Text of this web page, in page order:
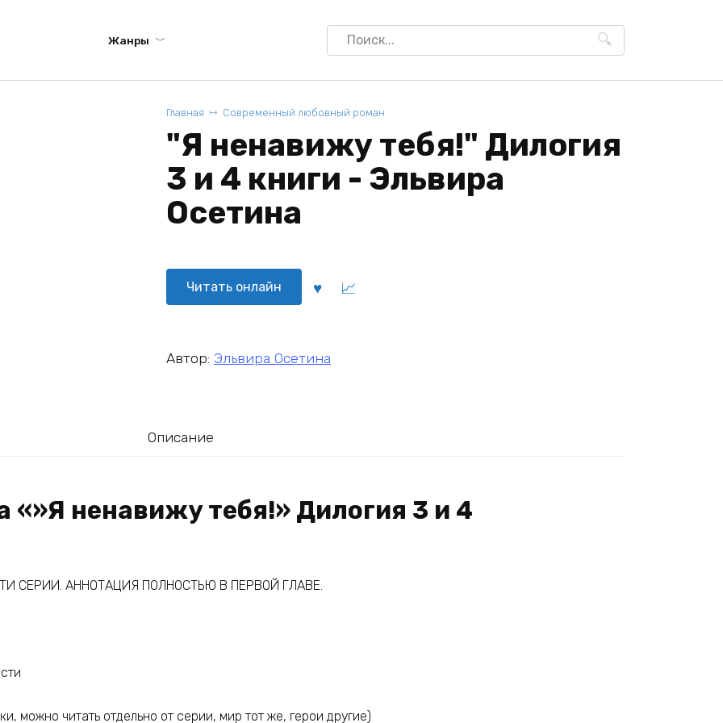
Жанры
Search
for:
Главная Современный любовный роман
"Я ненавижу тебя!" Дилогия
3 и 4 книги - Эльвира
Осетина
Читать онлайн
Автор: Эльвира Осетина
Описание
«»Я ненавижу тебя!» Дилогия 3 и 4
СЕРИИ. АННОТАЦИЯ ПОЛНОСТЬЮ В ПЕРВОЙ ГЛАВЕ.
можно читать отдельно от серии, мир тот же, герои другие)